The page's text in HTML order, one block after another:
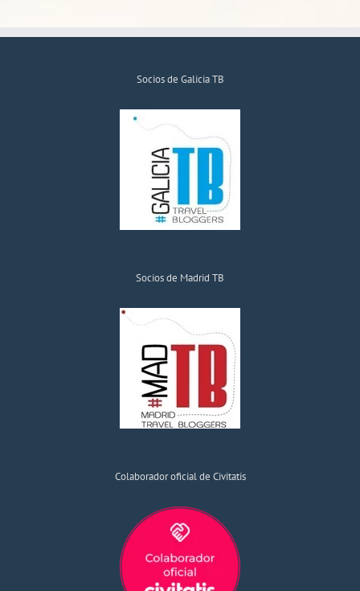
Socios de Galicia TB
Socios de Madrid TB
Colaborador oficial de Civitatis